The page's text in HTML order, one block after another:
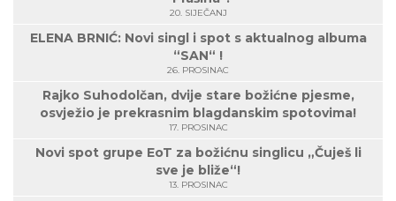
20. SIJEČANJ
ELENA BRNIĆ: Novi singl i spot s aktualnog albuma
“SAN“ !
26. PROSINAC
Rajko Suhodolčan, dvije stare božićne pjesme,
osvježio je prekrasnim blagdanskim spotovima!
17. PROSINAC
Novi spot grupe EoT za božićnu singlicu „Čuješ li
sve je bliže“!
13. PROSINAC